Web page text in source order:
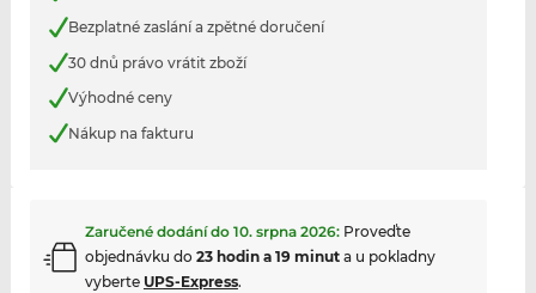
Bezplatné zaslání a zpětné doručení
30 dnů právo vrátit zboží
Výhodné ceny
Nákup na fakturu
Zaručené dodání do 10. srpna 2026: Proveďte
objednávku do 23 hodin a 19 minuta u pokladny
vyberte UPS-Express.